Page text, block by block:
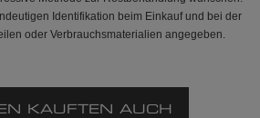
Identifikation beim Einkauf und bei der
oder Verbrauchsmaterialien angegeben.
KAUFTEN AUCH